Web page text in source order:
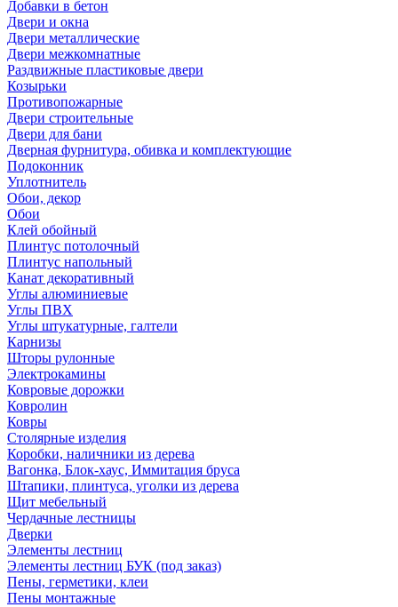
Добавки в бетон
Двери и окна
Двери металлические
Двери межкомнатные
Раздвижные пластиковые двери
Козырьки
Противопожарные
Двери строительные
Двери для бани
Дверная фурнитура, обивка и комплектующие
Подоконник
Уплотнитель
Обои, декор
Обои
Клей обойный
Плинтус потолочный
Плинтус напольный
Канат декоративный
Углы алюминиевые
Углы ПВХ
Углы штукатурные, галтели
Карнизы
Шторы рулонные
Электрокамины
Ковровые дорожки
Ковролин
Ковры
Столярные изделия
Коробки, наличники из дерева
Вагонка, Блок-хаус, Иммитация бруса
Штапики, плинтуса, уголки из дерева
Щит мебельный
Чердачные лестницы
Дверки
Элементы лестниц
Элементы лестниц БУК (под заказ)
Пены, герметики, клеи
Пены монтажные